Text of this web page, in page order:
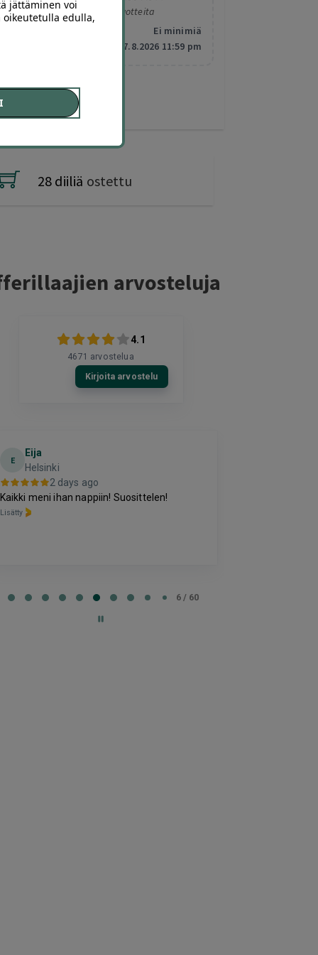
Koskee valittuja tuotteita
Ei minimiä
7.8.2026 11:59 pm
28 diiliä ostettu
arvosteluja
4.1
4671 arvostelua
Kirjoita arvostelu
E
Eija
Helsinki
2 days ago
Kaikki meni ihan nappiin! Suosittelen!
Lisätty
6 / 60
jättäminen voi
oikeutetulla edulla,